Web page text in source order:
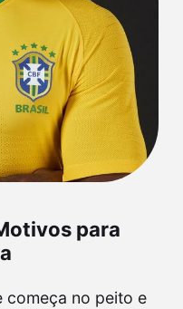
para
começa no peito e